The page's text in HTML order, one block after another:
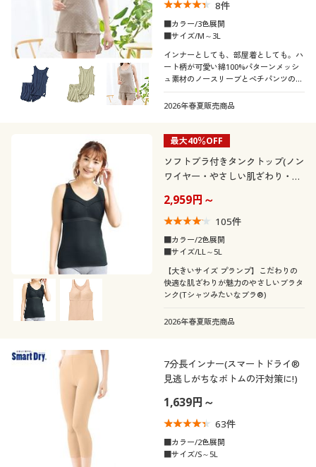
8件
■カラー/3色展開
■サイズ/M～3L
インナーとしても、部屋着としても。ハ
ート柄が可愛い綿100%パターンメッシ
ュ素材のノースリーブとペチパンツのセ
ット
2026年春夏販売商品
最大40％OFF
ソフトブラ付きタンクトップ(ノン
ワイヤー・やさしい肌ざわり・T
2,959円～
105件
■カラー/2色展開
■サイズ/LL～5L
【大きいサイズ プランプ】こだわりの
快適な肌ざわりが魅力のやさしいブラタ
ンク(Tシャツみたいなブラ®)
2026年春夏販売商品
7分長インナー(スマートドライ®
見逃しがちなボトムの汗対策に!)
1,639円～
63件
■カラー/2色展開
■サイズ/S～5L